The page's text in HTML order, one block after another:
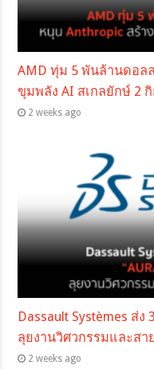
AMD ทุ่ม 5 พันล้านดอล
ขุมพลัง AI สเกลยักษ์ 2
2 weeks ago
Dassault Systèmes ส่ง
ลุยงานวิศวกรรมและสา
2 weeks ago